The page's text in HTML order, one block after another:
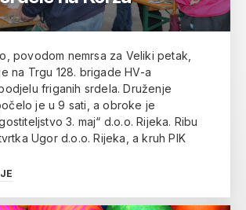
povodom nemrsa za Veliki petak,
na Trgu 128. brigade HV-a
friganih srdela. Druženje
je u 9 sati, a obroke je
3. maj“ d.o.o. Rijeka. Ribu
Ugor d.o.o. Rijeka, a kruh PIK